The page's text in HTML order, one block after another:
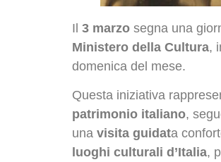
Il 3 marzo segna una
Ministero della Cultura,
domenica del mese.
Questa iniziativa
patrimonio italiano,
una visita guidata
luoghi culturali d’Italia,